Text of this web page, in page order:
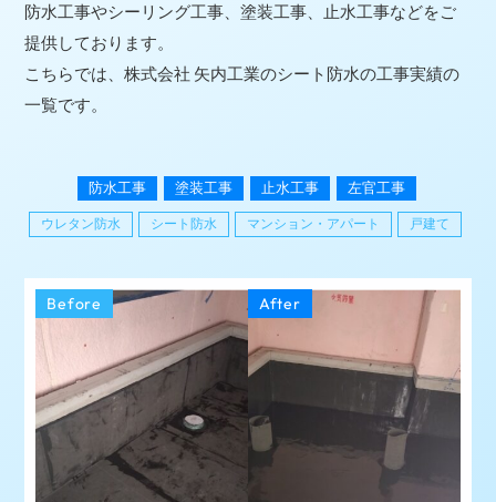
防水工事やシーリング工事、塗装工事、止水工事などをご
提供しております。
こちらでは、株式会社 矢内工業のシート防水の工事実績の
一覧です。
防水工事 塗装工事 止水工事 左官工事
ウレタン防水 シート防水 マンション・アパート 戸建て
Before After